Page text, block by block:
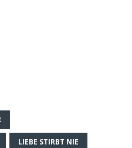
LIEBE STIRBT NIE